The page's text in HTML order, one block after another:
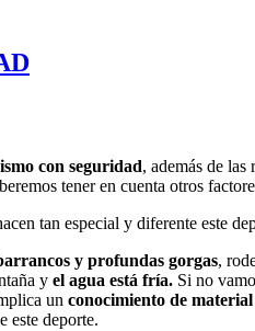
con seguridad, además de las
tener en cuenta otros
tan especial y diferente este
y profundas gorgas,
y el agua está fría. Si no
un conocimiento de
este deporte.